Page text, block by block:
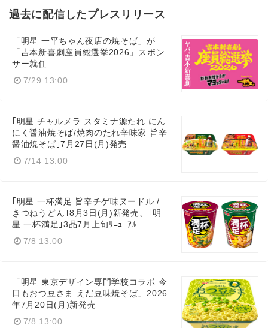
過去に配信したプレスリリース
「明星 一平ちゃん夜店の焼そば」が
「吉本新喜劇座員総選挙2026」スポン
サー就任
7/29 13:00
｢明星 チャルメラ スタミナ源たれ にん
にく醤油焼そば/焼肉のたれ辛味家 旨辛
醤油焼そば｣7月27日(月)発売
7/14 13:00
｢明星 一杯満足 旨辛チゲ味ヌードル /
きつねうどん｣8月3日(月)新発売、｢明
星 一杯満足｣3品7月上旬ﾘﾆｭｰｱﾙ
7/8 13:00
「明星 東京デザイン専門学校コラボ 今
日もおつ豆さま えだ豆味焼そば」2026
年7月20日(月)新発売
7/8 13:00